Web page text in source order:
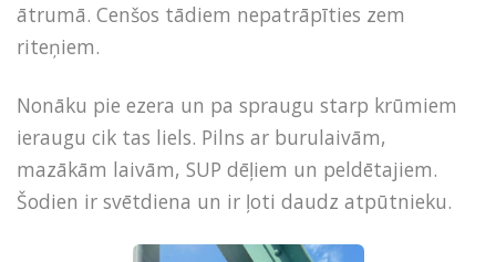
ātrumā. Cenšos tādiem nepatrāpīties zem
riteņiem.
Nonāku pie ezera un pa spraugu starp krūmiem
ieraugu cik tas liels. Pilns ar burulaivām,
mazākām laivām, SUP dēļiem un peldētajiem.
Šodien ir svētdiena un ir ļoti daudz atpūtnieku.